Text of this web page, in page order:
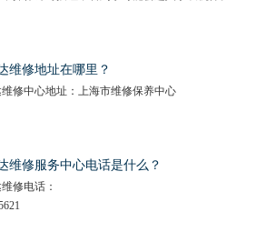
维修地址在哪里？
修中心地址：上海市维修保养中心
维修服务中心电话是什么？
修电话：